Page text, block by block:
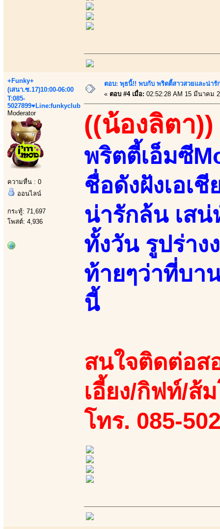
+Funky+
(เสนา.ซ.17)10:00-06:00
T:085-
5027899♥Line:funkyclub
Moderator
ความหื่น : 0
ออนไลน์
กระทู้: 71,697
โพสต์: 4,936
ตอบ: พุธนี้!! พบกับ พริตตี้สาวสวยและน่า
« ตอบ #4 เมื่อ: 02:52:28 AM 15 มีนาคม
((น้องลิตา))
พริตตี้เอ็มซี
ชื่อดังฝังเอเ
น่ารักล้น เส
ทั้งวัน รูปร่าง
ท้ายๆว่าที่บา
นี้
สนใจติดต่อส
เอี้ยง/กิฟท์/ส้
โทร. 085-